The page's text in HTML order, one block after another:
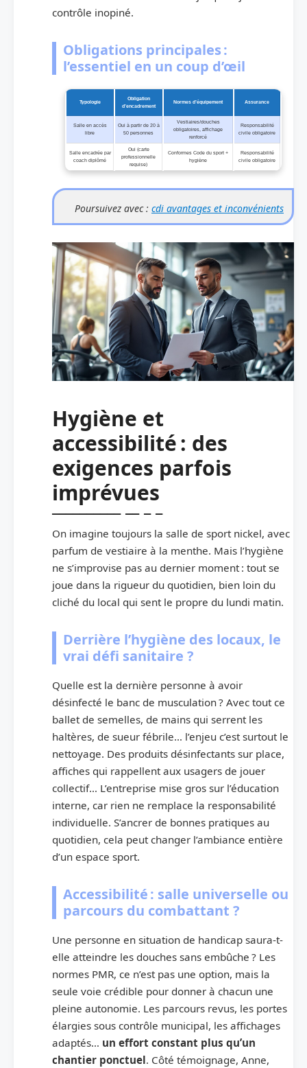
contrôle inopiné.
Obligations principales :
l’essentiel en un coup d’œil
Typologie
Obligation
d’encadrement
Normes d’équipement Assurance
Salle en accès
libre
Oui à partir de 20 à
50 personnes
Vestiaires/douches
obligatoires, affichage
renforcé
Responsabilité
civile obligatoire
Salle encadrée par
coach diplômé
Oui (carte
professionnelle
requise)
Conformes Code du sport +
hygiène
Responsabilité
civile obligatoire
Poursuivez avec : cdi avantages et inconvénients
Hygiène et
accessibilité : des
exigences parfois
imprévues
On imagine toujours la salle de sport nickel, avec
parfum de vestiaire à la menthe. Mais l’hygiène
ne s’improvise pas au dernier moment : tout se
joue dans la rigueur du quotidien, bien loin du
cliché du local qui sent le propre du lundi matin.
Derrière l’hygiène des locaux, le
vrai défi sanitaire ?
Quelle est la dernière personne à avoir
désinfecté le banc de musculation ? Avec tout ce
ballet de semelles, de mains qui serrent les
haltères, de sueur fébrile… l’enjeu c’est surtout le
nettoyage. Des produits désinfectants sur place,
affiches qui rappellent aux usagers de jouer
collectif… L’entreprise mise gros sur l’éducation
interne, car rien ne remplace la responsabilité
individuelle. S’ancrer de bonnes pratiques au
quotidien, cela peut changer l’ambiance entière
d’un espace sport.
Accessibilité : salle universelle ou
parcours du combattant ?
Une personne en situation de handicap saura-t-
elle atteindre les douches sans embûche ? Les
normes PMR, ce n’est pas une option, mais la
seule voie crédible pour donner à chacun une
pleine autonomie. Les parcours revus, les portes
élargies sous contrôle municipal, les affichages
adaptés… un effort constant plus qu’un
chantier ponctuel. Côté témoignage, Anne,